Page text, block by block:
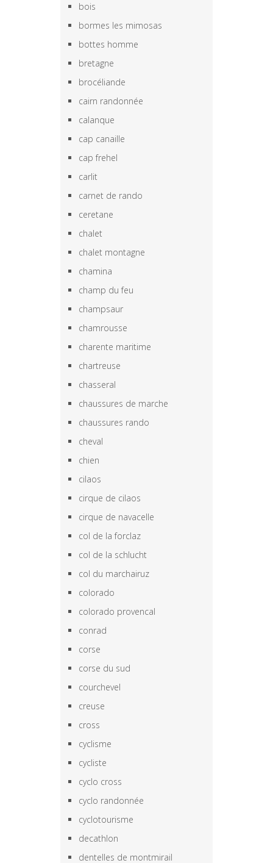
bois
bormes les mimosas
bottes homme
bretagne
brocéliande
cairn randonnée
calanque
cap canaille
cap frehel
carlit
carnet de rando
ceretane
chalet
chalet montagne
chamina
champ du feu
champsaur
chamrousse
charente maritime
chartreuse
chasseral
chaussures de marche
chaussures rando
cheval
chien
cilaos
cirque de cilaos
cirque de navacelle
col de la forclaz
col de la schlucht
col du marchairuz
colorado
colorado provencal
conrad
corse
corse du sud
courchevel
creuse
cross
cyclisme
cycliste
cyclo cross
cyclo randonnée
cyclotourisme
decathlon
dentelles de montmirail